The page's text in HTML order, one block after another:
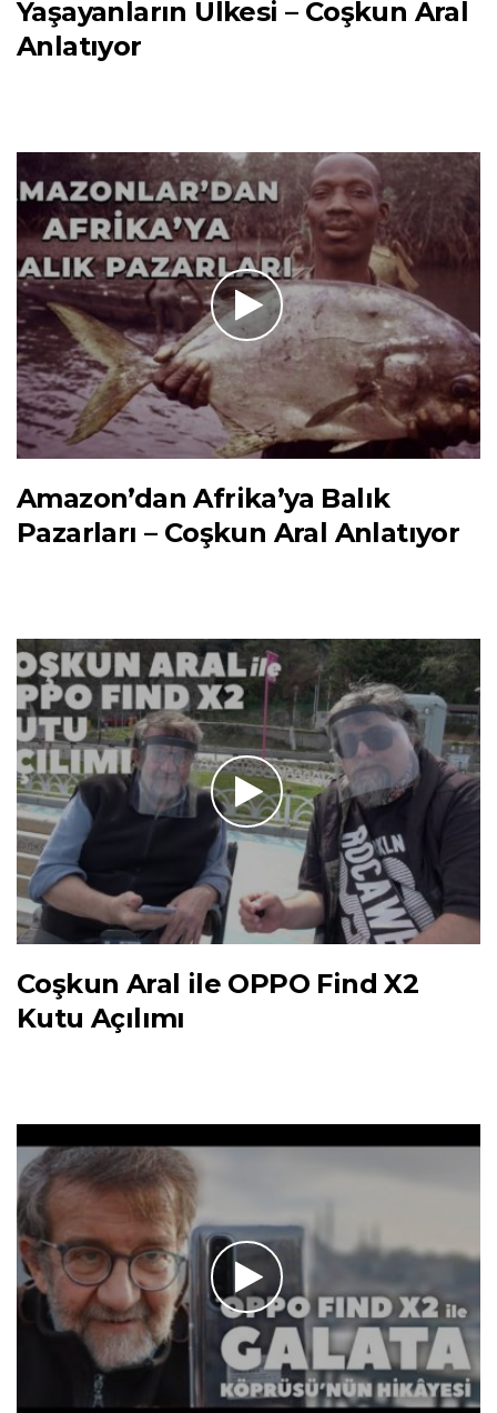
Yaşayanların Ülkesi – Coşkun Aral
Anlatıyor
Amazon’dan Afrika’ya Balık
Pazarları – Coşkun Aral Anlatıyor
Coşkun Aral ile OPPO Find X2
Kutu Açılımı